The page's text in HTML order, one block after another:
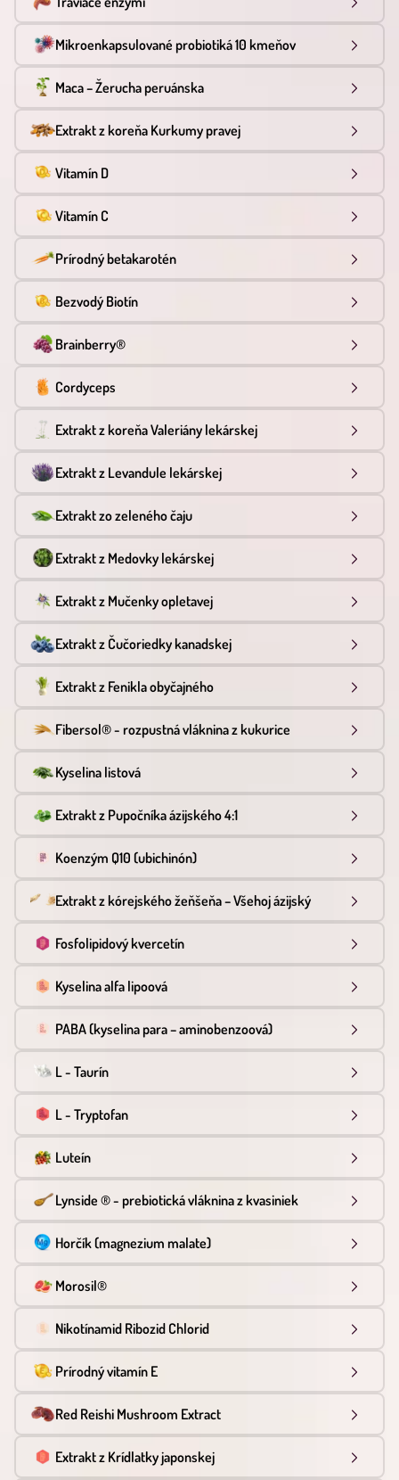
Mikroenkapsulované probiotiká 10 kmeňov
Maca – Žerucha peruánska
Extrakt z koreňa Kurkumy pravej
Vitamín D
Vitamín C
Prírodný betakarotén
Bezvodý Biotín
Brainberry®
Cordyceps
Extrakt z koreňa Valeriány lekárskej
Extrakt z Levandule lekárskej
Extrakt zo zeleného čaju
Extrakt z Medovky lekárskej
Extrakt z Mučenky opletavej
Extrakt z Čučoriedky kanadskej
Extrakt z Fenikla obyčajného
Fibersol® - rozpustná vláknina z kukurice
Kyselina listová
Extrakt z Pupočníka ázijského 4:1
Koenzým Q10 (ubichinón)
Extrakt z kórejského žeňšeňa – Všehoj ázijský
Fosfolipidový kvercetín
Kyselina alfa lipoová
PABA (kyselina para – aminobenzoová)
L - Taurín
L - Tryptofan
Luteín
Lynside ® - prebiotická vláknina z kvasiniek
Horčík (magnezium malate)
Morosil®
Nikotínamid Ribozid Chlorid
Prírodný vitamín E
Red Reishi Mushroom Extract
Extrakt z Krídlatky japonskej